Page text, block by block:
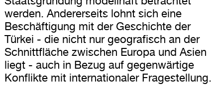
werden. Andererseits lohnt sich eine
Beschäftigung mit der Geschichte der
Türkei - die nicht nur geografisch an der
Schnittfläche zwischen Europa und Asien
liegt - auch in Bezug auf gegenwärtige
Konflikte mit internationaler Fragestellung.